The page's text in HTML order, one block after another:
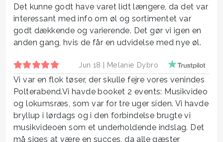
Det kunne godt have varet lidt længere, da det var
interessant med info om øl og sortimentet var
godt dækkende og varierende. Det gør vi igen en
anden gang, hvis de får en udvidelse med nye øl.
Jun 18 | Melanie Dybro
Vi var en flok tøser, der skulle fejre vores venindes
Polterabend.Vi havde booket 2 events: Musikvideo
og lokumsræs, som var for tre uger siden. Vi havde
bryllup i lørdags og i den forbindelse brugte vi
musikvideoen som et underholdende indslag. Det
må siges at være en succes, da alle gæster